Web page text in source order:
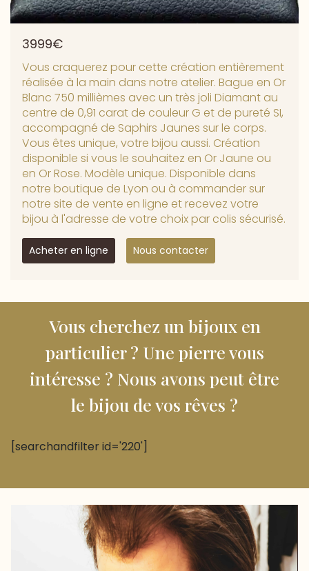
3999€
Vous craquerez pour cette création entièrement
réalisée à la main dans notre atelier. Bague en Or
Blanc 750 millièmes avec un très joli Diamant au
centre de 0,91 carat de couleur G et de pureté SI,
accompagné de Saphirs Jaunes sur le corps.
Vous êtes unique, votre bijou aussi. Création
disponible si vous le souhaitez en Or Jaune ou
en Or Rose. Modèle unique. Disponible dans
notre boutique de Lyon ou à commander sur
notre site de vente en ligne et recevez votre
bijou à l'adresse de votre choix par colis sécurisé.
Acheter en ligne Nous contacter
Vous cherchez un bijoux en
particulier ? Une pierre vous
intéresse ? Nous avons peut être
le bijou de vos rêves ?
[searchandfilter id='220']